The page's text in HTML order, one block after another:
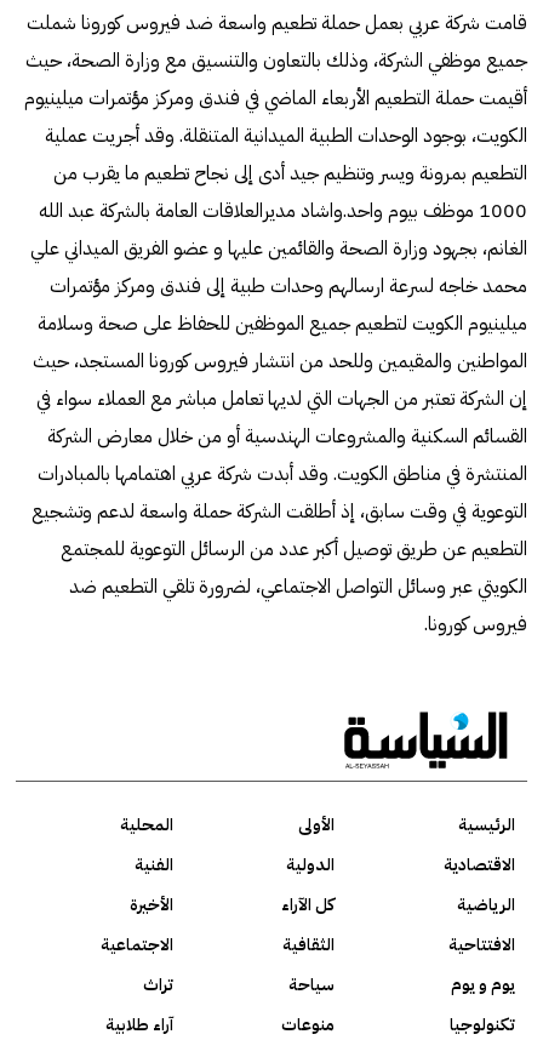
قامت شركة عربي بعمل حملة تطعيم واسعة ضد فيروس كورونا شملت
جميع موظفي الشركة، وذلك بالتعاون والتنسيق مع وزارة الصحة، حيث
أقيمت حملة التطعيم الأربعاء الماضي في فندق ومركز مؤتمرات ميلينيوم
الكويت، بوجود الوحدات الطبية الميدانية المتنقلة. وقد أجريت عملية
التطعيم بمرونة ويسر وتنظيم جيد أدى إلى نجاح تطعيم ما يقرب من
1000 موظف بيوم واحد.واشاد مديرالعلاقات العامة بالشركة عبد الله
الغانم، بجهود وزارة الصحة والقائمين عليها و عضو الفريق الميداني علي
محمد خاجه لسرعة ارسالهم وحدات طبية إلى فندق ومركز مؤتمرات
ميلينيوم الكويت لتطعيم جميع الموظفين للحفاظ على صحة وسلامة
المواطنين والمقيمين وللحد من انتشار فيروس كورونا المستجد، حيث
إن الشركة تعتبر من الجهات التي لديها تعامل مباشر مع العملاء سواء في
القسائم السكنية والمشروعات الهندسية أو من خلال معارض الشركة
المنتشرة في مناطق الكويت. وقد أبدت شركة عربي اهتمامها بالمبادرات
التوعوية في وقت سابق، إذ أطلقت الشركة حملة واسعة لدعم وتشجيع
التطعيم عن طريق توصيل أكبر عدد من الرسائل التوعوية للمجتمع
الكويتي عبر وسائل التواصل الاجتماعي، لضرورة تلقي التطعيم ضد
فيروس كورونا.
الرئيسية الأولى
المحلية
الاقتصادية
الدولية
الفنية
الرياضية
كل الآراء
الأخيرة
الافتتاحية
الثقافية
الاجتماعية
يوم و يوم
سياحة
تراث
تكنولوجيا
منوعات آراء طلابية